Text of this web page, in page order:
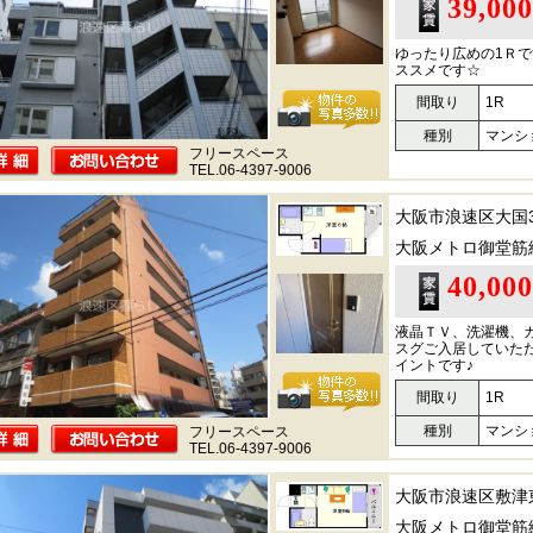
ゆったり広めの1Ｒ
ススメです☆
間取り
1R
種別
マンシ
フリースペース
TEL.06-4397-9006
大阪市浪速区大
大阪メトロ御堂筋
液晶ＴＶ、洗濯機、
スグご入居していた
イントです♪
間取り
1R
種別
マンシ
フリースペース
TEL.06-4397-9006
大阪市浪速区敷津
大阪メトロ御堂筋